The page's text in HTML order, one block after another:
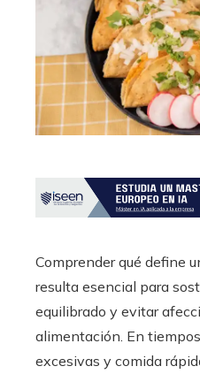
Comprender qué define
resulta esencial para
equilibrado y evitar
alimentación. En
excesivas y comida